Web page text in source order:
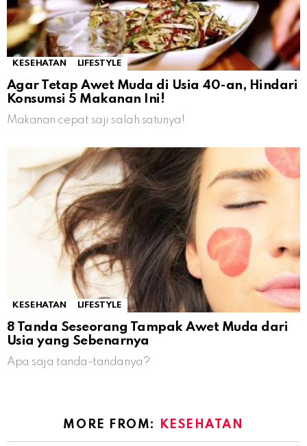
KESEHATAN LIFESTYLE
Agar Tetap Awet Muda di Usia 40-an, Hindari
Konsumsi 5 Makanan Ini!
Makanan cepat saji salah satunya!
KESEHATAN LIFESTYLE
8 Tanda Seseorang Tampak Awet Muda dari
Usia yang Sebenarnya
Apa saja tanda-tandanya?
MORE FROM: KESEHATAN